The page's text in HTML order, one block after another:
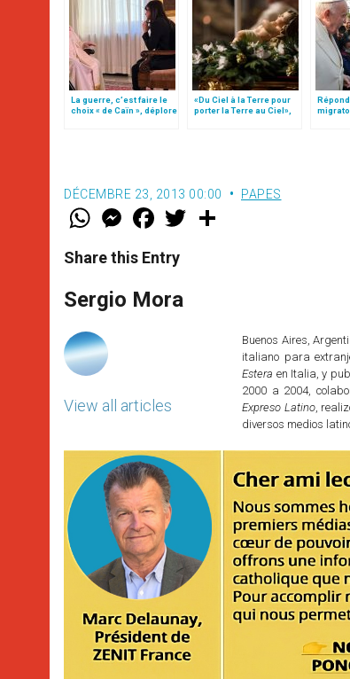
La guerre, c’est faire le
choix « de Caïn », déplore
«Du Ciel à la Terre pour
porter la Terre au Ciel»,
DÉCEMBRE 23, 2013 00:00 PAPES
W
t
s
p
p
M
e
s
e
g
e
F
a
e
b
o
k
w
Share this Entry
Sergio Mora
View all articles
Buenos Aires,
italiano para
Estera en Italia, y
2000 a 2004,
Expreso Latino,
diversos medios